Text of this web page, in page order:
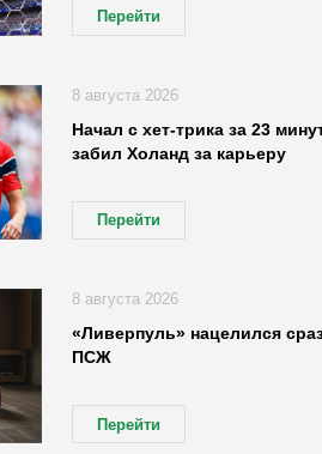
Перейти
Начал с хет-трика за 23
забил Холанд за карьеру
Перейти
8 августа 2026
«Ливерпуль» нацелился
ПСЖ
Перейти
8 августа 2026